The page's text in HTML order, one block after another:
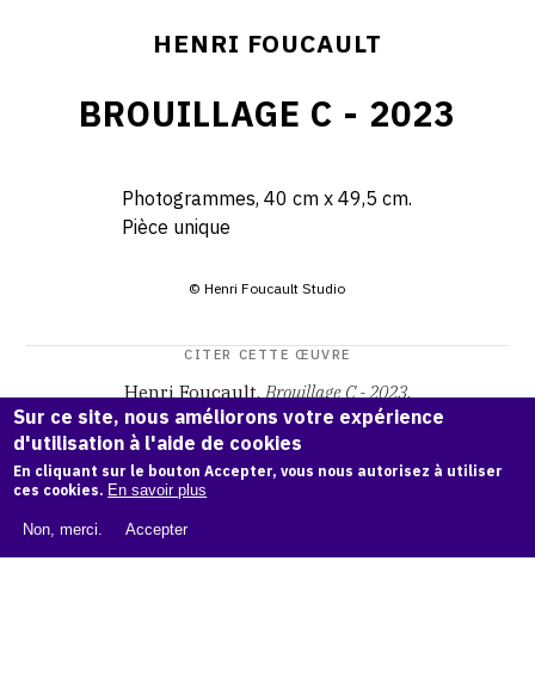
HENRI FOUCAULT
BROUILLAGE C - 2023
Photogrammes, 40 cm x 49,5 cm.
Pièce unique
© Henri Foucault Studio
CITER CETTE ŒUVRE
Henri Foucault, Brouillage C - 2023.
Catalogue raisonné Henri Foucault, OAM.ark:38997/o1q0
jw
COPIER LA CITATION
Sur ce site, nous améliorons votre expérience
d'utilisation à l'aide de cookies
En cliquant sur le bouton Accepter, vous nous autorisez à utiliser
ces cookies. En savoir plus
Non, merci. Accepter